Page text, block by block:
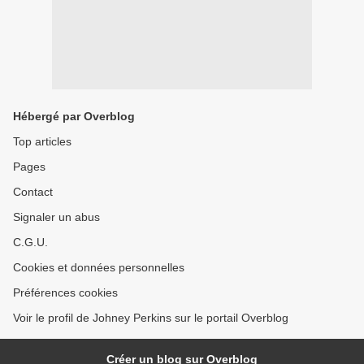
Hébergé par Overblog
Top articles
Pages
Contact
Signaler un abus
C.G.U.
Cookies et données personnelles
Préférences cookies
Voir le profil de Johney Perkins sur le portail Overblog
Créer un blog sur Overblog